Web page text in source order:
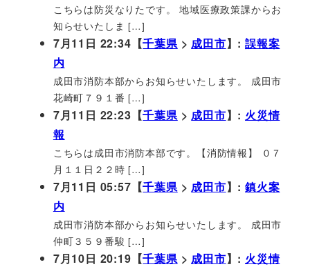
こちらは防災なりたです。 地域医療政策課からお
知らせいたしま […]
7月11日 22:34【千葉県>成田市】:誤報案
内
成田市消防本部からお知らせいたします。 成田市
花崎町７９１番 […]
7月11日 22:23【千葉県>成田市】: 火災情
報
こちらは成田市消防本部です。【消防情報】 ０７
月１１日２２時 […]
7月11日 05:57【千葉県>成田市】:鎮火案
内
成田市消防本部からお知らせいたします。 成田市
仲町３５９番駿 […]
7月10日 20:19【千葉県>成田市】: 火災情